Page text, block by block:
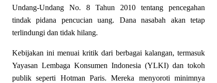
Undang‑Undang No. 8 Tahun 2010 tentang pencegahan
tindak pidana pencucian uang. Dana nasabah akan tetap
terlindungi dan tidak hilang.
Kebijakan ini menuai kritik dari berbagai kalangan, termasuk
Yayasan Lembaga Konsumen Indonesia (YLKI) dan tokoh
publik seperti Hotman Paris. Mereka menyoroti minimnya